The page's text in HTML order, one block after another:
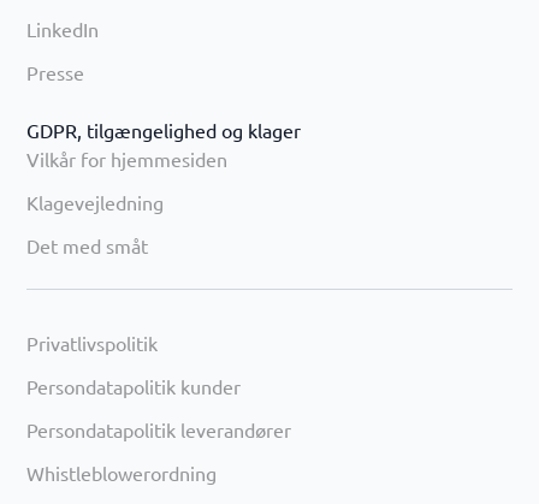
LinkedIn
Presse
GDPR, tilgængelighed og klager
Vilkår for hjemmesiden
Klagevejledning
Det med småt
Privatlivspolitik
Persondatapolitik kunder
Persondatapolitik leverandører
Whistleblowerordning